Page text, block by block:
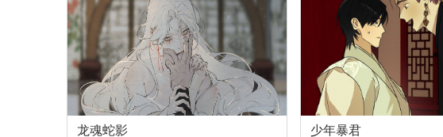
龙魂蛇影 少年暴君